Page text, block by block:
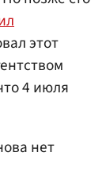
этот
4 июля
нет